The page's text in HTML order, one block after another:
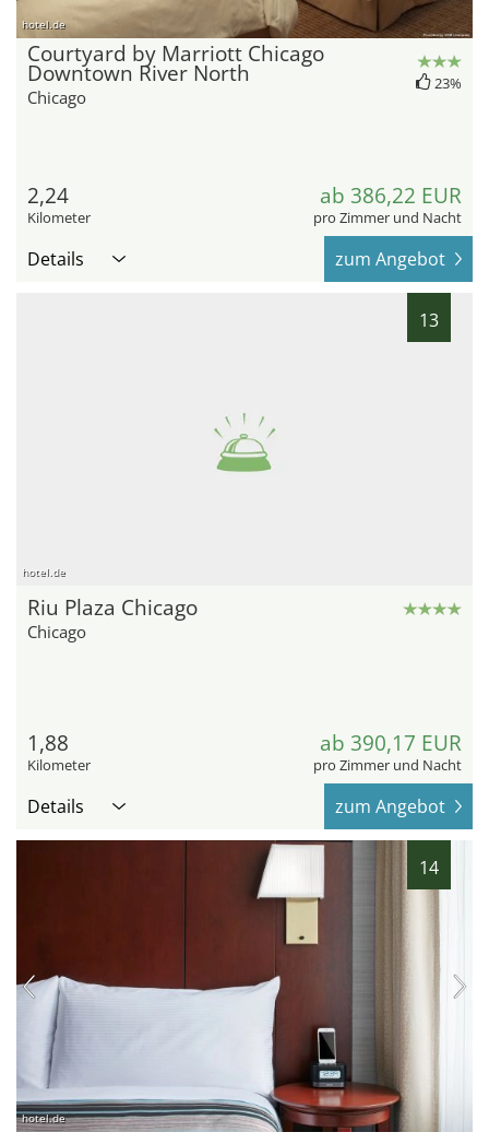
hotel.de
Courtyard by Marriott Chicago
Downtown River North
Chicago
23%
2,24
Kilometer
ab 386,22 EUR
pro Zimmer und Nacht
Details zum Angebot
13
hotel.de
Riu Plaza Chicago
Chicago
1,88
Kilometer
ab 390,17 EUR
pro Zimmer und Nacht
Details zum Angebot
14
hotel.de